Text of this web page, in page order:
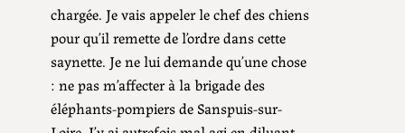
chargée. Je vais appeler le chef des chiens
pour qu’il remette de l’ordre dans cette
saynette. Je ne lui demande qu’une chose
: ne pas m’affecter à la brigade des
éléphants-pompiers de Sanspuis-sur-